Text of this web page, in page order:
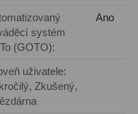
systém
(GOTO):
Ano
uživatele:
Zkušený,